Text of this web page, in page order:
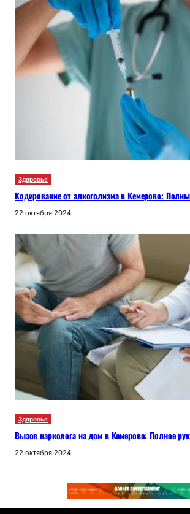
Здоровье
Кодирование от алкоголизма в Кемерово:
22 октября 2024
Здоровье
Вызов нарколога на дом в Кемерово: Полное
22 октября 2024